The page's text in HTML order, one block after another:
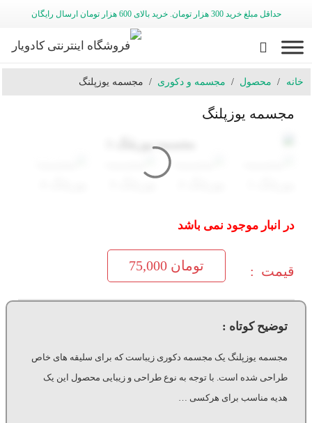
حداقل مبلغ خرید 300 هزار تومان. خرید بالای 600 هزار تومان ارسال رایگان
خانه / محصول / مجسمه و دکوری / مجسمه یوزپلنگ
مجسمه یوزپلنگ
در انبار موجود نمی باشد
قیمت : تومان 75,000
توضیح کوتاه :
مجسمه یوزپلنگ یک مجسمه دکوری زیباست که برای سلیقه های خاص
طراحی شده است. با توجه به نوع طراحی و زیبایی محصول این یک
هدیه مناسب برای هرکسی …